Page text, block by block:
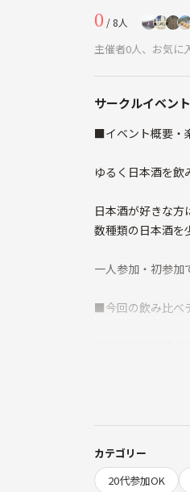
0 / 8人
主催者0人、お気に
サークルイベン
■イベント概要・
ゆるく日本酒を
日本酒が好きな方
数種類の日本酒を
一人参加・初参加
■今回の飲み比べ
■参加費
イベント参加費（
イベント参加費
カテゴリー
20代参加OK